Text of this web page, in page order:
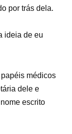
por trás dela.
ideia de eu
médicos
dele e
escrito